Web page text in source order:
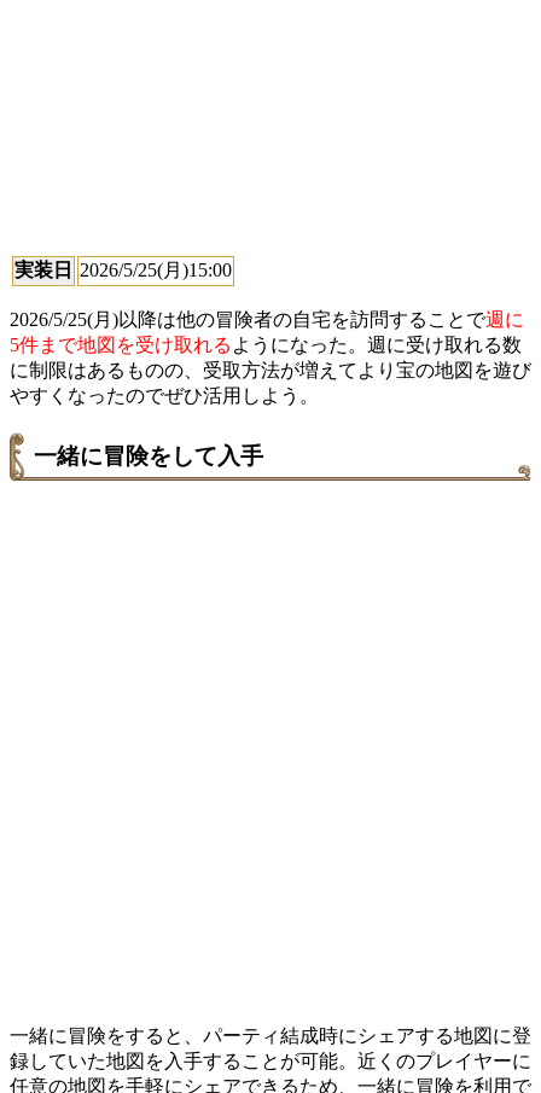
実装日 2026/5/25(月)15:00
2026/5/25(月)以降は他の冒険者の自宅を訪問することで週に
5件まで地図を受け取れる ようになった。週に受け取れる数
に制限はあるものの、受取方法が増えてより宝の地図を遊び
やすくなったのでぜひ活用しよう。
一緒に冒険をして入手
一緒に冒険をすると、パーティ結成時にシェアする地図に登
録していた地図を入手することが可能。近くのプレイヤーに
任意の地図を手軽にシェアできるため、一緒に冒険を利用で